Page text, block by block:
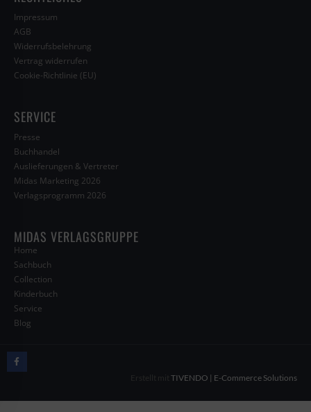
Impressum
AGB
Widerrufsbelehrung
Vertrag widerrufen
Cookie-Richtlinie (EU)
SERVICE
Presse
Buchhandel
Auslieferungen & Vertreter
Midas Marketing 2026
Verlagsprogramm 2026
MIDAS VERLAGSGRUPPE
Home
Sachbuch
Collection
Kinderbuch
Service
Blog
TIVENDO | E-Commerce Solutions